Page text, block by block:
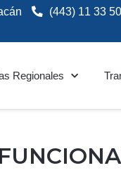
(443) 11 33
Regionales